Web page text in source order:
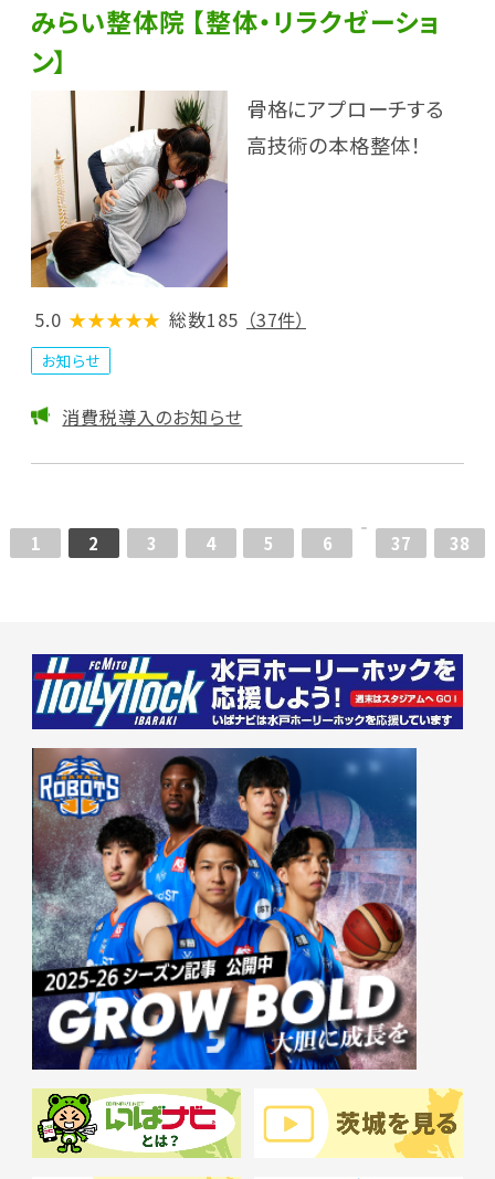
みらい整体院 【整体・リラクゼーショ
ン】
骨格にアプローチする
高技術の本格整体！
5.0 ★★★★★ 総数185 （37件）
お知らせ
消費税導入のお知らせ
1 2 3 4 5 6 37 38